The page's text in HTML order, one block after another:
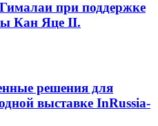
при поддержке
Кан Яце II.
решения для
выставке InRussia-